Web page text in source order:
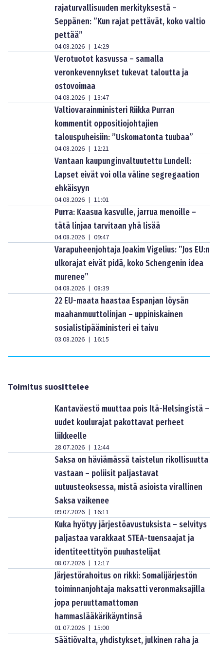
rajaturvallisuuden merkityksestä –
Seppänen: ”Kun rajat pettävät, koko valtio
pettää”
04.08.2026 | 14:29
Verotuotot kasvussa – samalla
veronkevennykset tukevat taloutta ja
ostovoimaa
04.08.2026 | 13:47
Valtiovarainministeri Riikka Purran
kommentit oppositiojohtajien
talouspuheisiin: ”Uskomatonta tuubaa”
04.08.2026 | 12:21
Vantaan kaupunginvaltuutettu Lundell:
Lapset eivät voi olla väline segregaation
ehkäisyyn
04.08.2026 | 11:01
Purra: Kaasua kasvulle, jarrua menoille –
tätä linjaa tarvitaan yhä lisää
04.08.2026 | 09:47
Varapuheenjohtaja Joakim Vigelius: ”Jos EU:n
ulkorajat eivät pidä, koko Schengenin idea
murenee”
04.08.2026 | 08:39
22 EU-maata haastaa Espanjan löysän
maahanmuuttolinjan – uppiniskainen
sosialistipääministeri ei taivu
03.08.2026 | 16:15
Toimitus suosittelee
Kantaväestö muuttaa pois Itä-Helsingistä –
uudet koulurajat pakottavat perheet
liikkeelle
28.07.2026 | 12:44
Saksa on häviämässä taistelun rikollisuutta
vastaan – poliisit paljastavat
uutuusteoksessa, mistä asioista virallinen
Saksa vaikenee
09.07.2026 | 16:11
Kuka hyötyy järjestöavustuksista – selvitys
paljastaa varakkaat STEA-tuensaajat ja
identiteettityön puuhastelijat
08.07.2026 | 12:17
Järjestörahoitus on rikki: Somalijärjestön
toiminnanjohtaja maksatti veronmaksajilla
jopa peruuttamattoman
hammaslääkärikäyntinsä
01.07.2026 | 15:00
Säätiövalta, yhdistykset, julkinen raha ja